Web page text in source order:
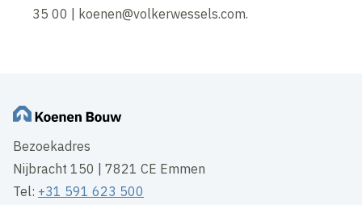
35 00 | koenen@volkerwessels.com.
Bezoekadres
Nijbracht 150 | 7821 CE Emmen
Tel: +31 591 623 500